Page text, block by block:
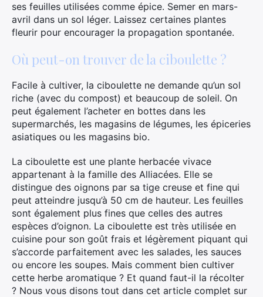
ses feuilles utilisées comme épice. Semer en mars-
avril dans un sol léger. Laissez certaines plantes
fleurir pour encourager la propagation spontanée.
Où peut-on trouver de la ciboulette ?
Facile à cultiver, la ciboulette ne demande qu’un sol
riche (avec du compost) et beaucoup de soleil. On
peut également l’acheter en bottes dans les
supermarchés, les magasins de légumes, les épiceries
asiatiques ou les magasins bio.
La ciboulette est une plante herbacée vivace
appartenant à la famille des Alliacées. Elle se
distingue des oignons par sa tige creuse et fine qui
peut atteindre jusqu’à 50 cm de hauteur. Les feuilles
sont également plus fines que celles des autres
espèces d’oignon. La ciboulette est très utilisée en
cuisine pour son goût frais et légèrement piquant qui
s’accorde parfaitement avec les salades, les sauces
ou encore les soupes. Mais comment bien cultiver
cette herbe aromatique ? Et quand faut-il la récolter
? Nous vous disons tout dans cet article complet sur